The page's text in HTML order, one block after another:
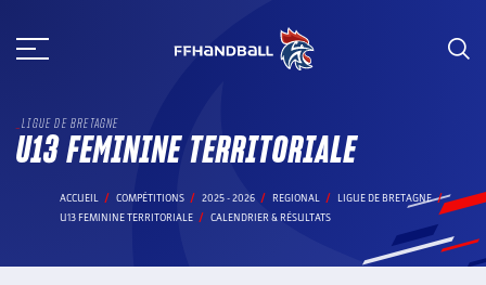
au
LIGUE DE BRETAGNE
U13 FEMININE TERRITORIALE
ACCUEIL COMPÉTITIONS 2025 - 2026 REGIONAL
LIGUE DE BRETAGNE
U13 FEMININE TERRITORIALE
CALENDRIER & RÉSULTATS